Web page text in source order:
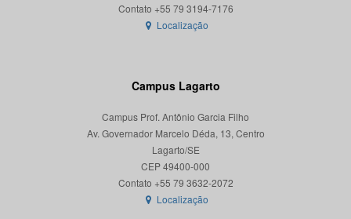
Localização
Campus Lagarto
Campus Prof. Antônio Garcia Filho
Av. Governador Marcelo Déda, 13, Centro
Lagarto/SE
CEP 49400-000
Localização